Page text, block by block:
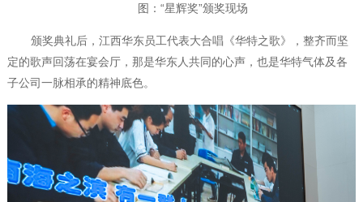
图 ： “星辉奖”颁奖现场
颁奖典礼后，江西华东员工代表大合唱《华特之歌》，整齐而坚
定的歌声回荡在宴会厅，那是华东人共同的心声，也是华特气体及各
子公司一脉相承的精神底色。